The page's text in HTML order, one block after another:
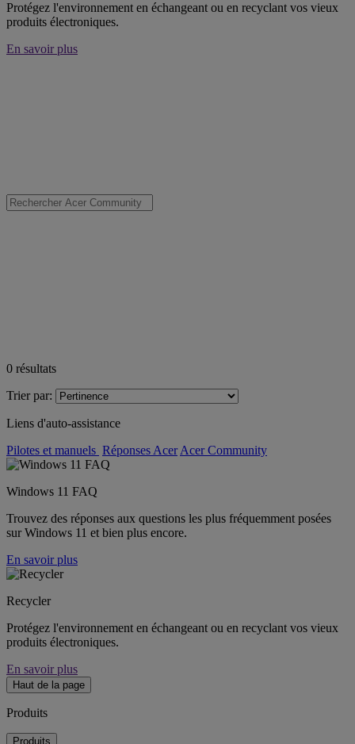
Protégez l'environnement en échangeant ou en recyclant vos vieux
produits électroniques.
En savoir plus
0 résultats
Trier par:
Liens d'auto-assistance
Pilotes et manuels Réponses Acer Acer Community
Windows 11 FAQ
Trouvez des réponses aux questions les plus fréquemment posées
sur Windows 11 et bien plus encore.
En savoir plus
Recycler
Protégez l'environnement en échangeant ou en recyclant vos vieux
produits électroniques.
En savoir plus
Haut de la page
Produits
Produits